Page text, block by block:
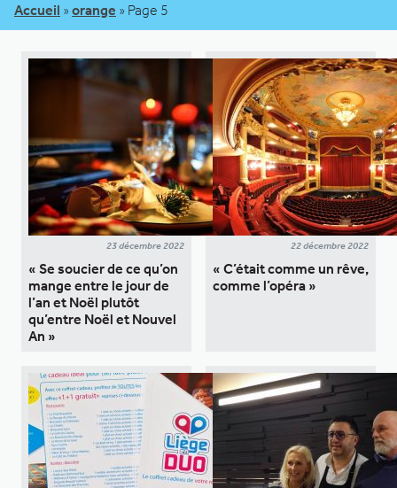
Accueil » orange » Page 5
23 décembre 2022
« Se soucier de ce qu’on
mange entre le jour de
l’an et Noël plutôt
qu’entre Noël et Nouvel
An »
22 décembre 2022
« C’était comme un rêve,
comme l’opéra »